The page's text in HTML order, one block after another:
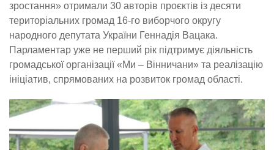
зростання» отримали 30 авторів проєктів із десяти
територіальних громад 16-го виборчого округу
народного депутата України Геннадія Вацака.
Парламентар уже не перший рік підтримує діяльність
громадської організації «Ми – Вінничани» та реалізацію
ініціатив, спрямованих на розвиток громад області.